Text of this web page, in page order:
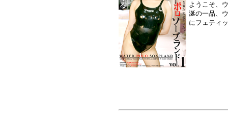
ようこそ、
涎の一品、
にフェティ